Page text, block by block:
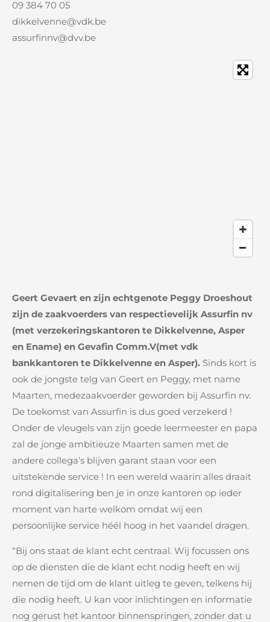
09 384 70 05
dikkelvenne@vdk.be
assurfinnv@dvv.be
Geert Gevaert en zijn echtgenote Peggy Droeshout
zijn de zaakvoerders van respectievelijk Assurfin nv
(met verzekeringskantoren te Dikkelvenne, Asper
en Ename) en Gevafin Comm.V(met vdk
bankkantoren te Dikkelvenne en Asper). Sinds kort is
ook de jongste telg van Geert en Peggy, met name
Maarten, medezaakvoerder geworden bij Assurfin nv.
De toekomst van Assurfin is dus goed verzekerd !
Onder de vleugels van zijn goede leermeester en papa
zal de jonge ambitieuze Maarten samen met de
andere collega’s blijven garant staan voor een
uitstekende service ! In een wereld waarin alles draait
rond digitalisering ben je in onze kantoren op ieder
moment van harte welkom omdat wij een
persoonlijke service héél hoog in het vaandel dragen.
“Bij ons staat de klant echt centraal. Wij focussen ons
op de diensten die de klant echt nodig heeft en wij
nemen de tijd om de klant uitleg te geven, telkens hij
die nodig heeft. U kan voor inlichtingen en informatie
nog gerust het kantoor binnenspringen, zonder dat u